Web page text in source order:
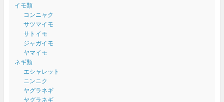
イモ類
コンニャク
サツマイモ
サトイモ
ジャガイモ
ヤマイモ
ネギ類
エシャレット
ニンニク
ヤグラネギ
ヤグラネギ